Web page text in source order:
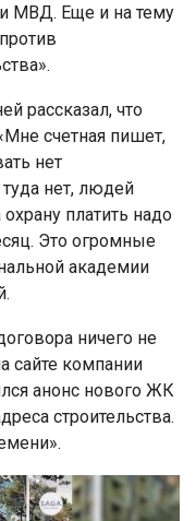
МВД. Еще и на тему
рассказал, что
счетная пишет,
нет
нет, людей
платить надо
Это огромные
академии
ничего не
сайте компании
анонс нового ЖК
строительства.